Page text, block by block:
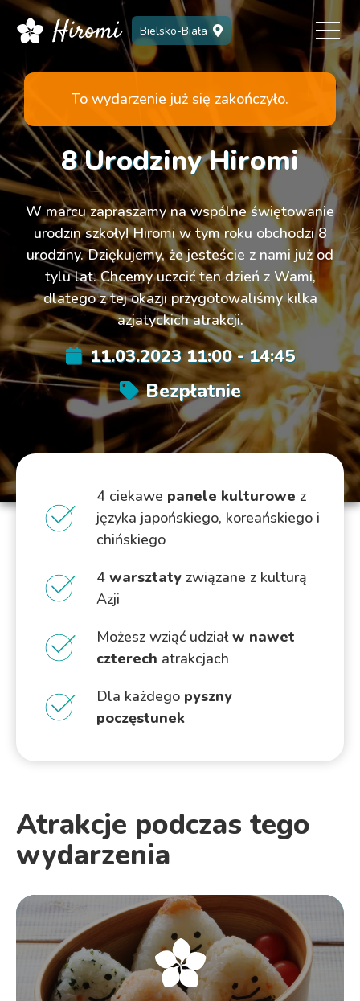
Bielsko-Biała
To wydarzenie już się zakończyło.
8 Urodziny Hiromi
W marcu zapraszamy na wspólne świętowanie
urodzin szkoły! Hiromi w tym roku obchodzi 8
urodziny. Dziękujemy, że jesteście z nami już od
tylu lat. Chcemy uczcić ten dzień z Wami,
dlatego z tej okazji przygotowaliśmy kilka
azjatyckich atrakcji.
11.03.2023 11:00 - 14:45
Bezpłatnie
4 ciekawe panele kulturowe z
języka japońskiego, koreańskiego i
chińskiego
4 warsztaty związane z kulturą
Azji
Możesz wziąć udziałw nawet
czterech atrakcjach
Dla każdego pyszny
poczęstunek
Atrakcje podczas tego
wydarzenia